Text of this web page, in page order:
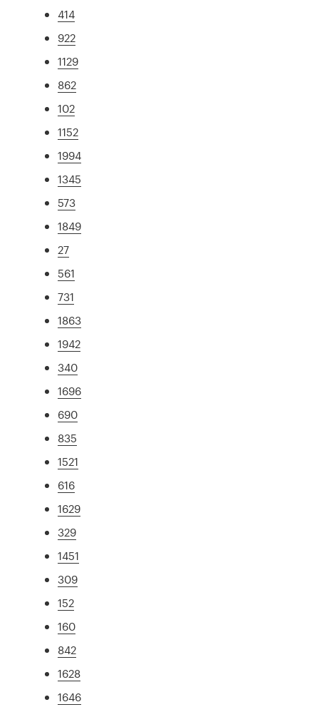
414
922
1129
862
102
1152
1994
1345
573
1849
27
561
731
1863
1942
340
1696
690
835
1521
616
1629
329
1451
309
152
160
842
1628
1646